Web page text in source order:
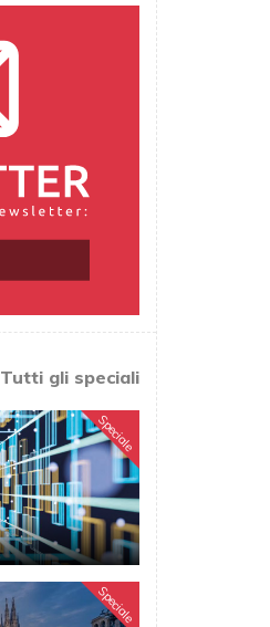
Tutti gli speciali
Speciale
Speciale